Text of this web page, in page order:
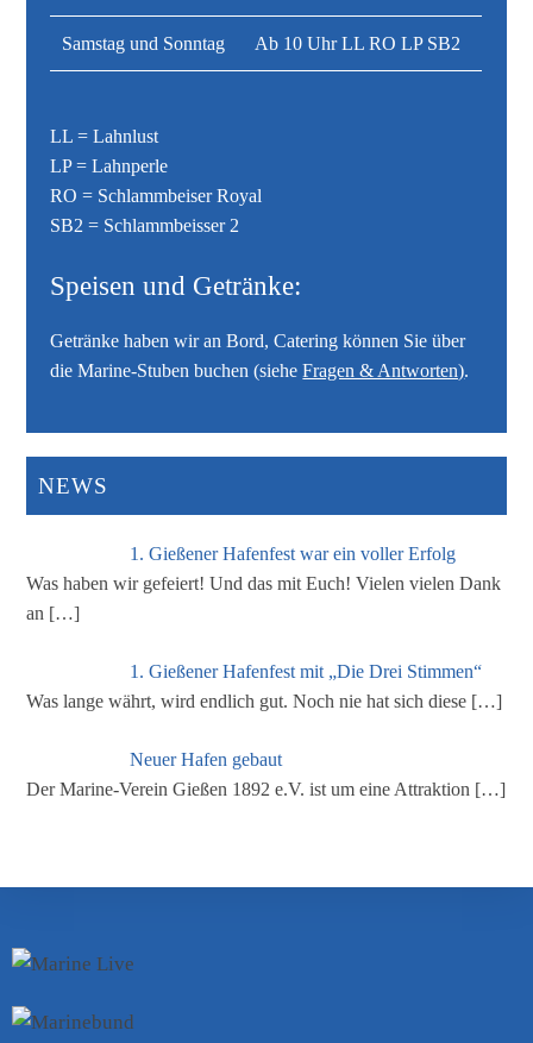
Samstag und Sonntag Ab 10 Uhr LL RO LP SB2
LL = Lahnlust
LP = Lahnperle
RO = Schlammbeiser Royal
SB2 = Schlammbeisser 2
Speisen und Getränke:
Getränke haben wir an Bord, Catering können Sie über
die Marine-Stuben buchen (sieheFragen & Antworten).
NEWS
1. Gießener Hafenfest war ein voller Erfolg
Was haben wir gefeiert! Und das mit Euch! Vielen vielen Dank
an […]
1. Gießener Hafenfest mit „Die Drei Stimmen“
Was lange währt, wird endlich gut. Noch nie hat sich diese […]
Neuer Hafen gebaut
Der Marine-Verein Gießen 1892 e.V. ist um eine Attraktion […]